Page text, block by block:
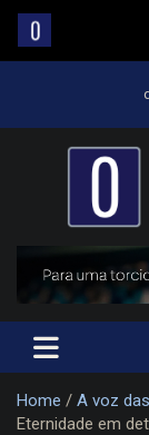
Um
Home
A voz
Eternidade em